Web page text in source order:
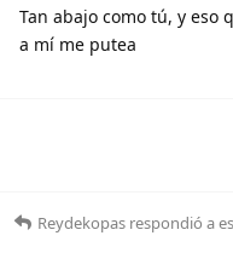
Tan abajo como tú, y eso
a mí me putea
Reydekopas respondió a